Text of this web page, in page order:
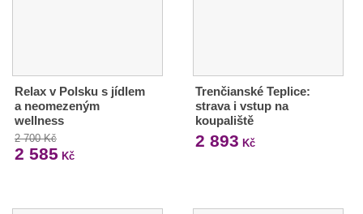
Relax v Polsku s jídlem
a neomezeným
wellness
2 700 Kč
2 585 Kč
Trenčianské Teplice:
strava i vstup na
koupaliště
2 893 Kč